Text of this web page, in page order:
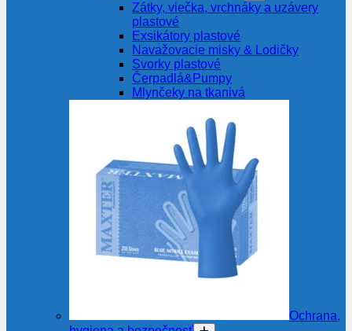
Zátky, viečka, vrchnáky a uzávery
plastové
Exsikátory plastové
Navažovacie misky & Lodičky
Svorky plastové
Čerpadlá&Pumpy
Mlynčeky na tkanivá
Ochrana,